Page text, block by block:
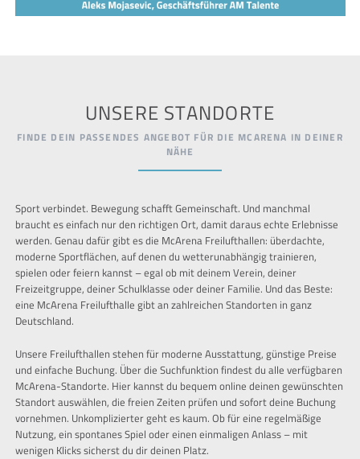
UNSERE STANDORTE
FINDE DEIN PASSENDES ANGEBOT FÜR DIE MCARENA IN DEINER
NÄHE
Sport verbindet. Bewegung schafft Gemeinschaft. Und manchmal
braucht es einfach nur den richtigen Ort, damit daraus echte Erlebnisse
werden. Genau dafür gibt es die McArena Freilufthallen: überdachte,
moderne Sportflächen, auf denen du wetterunabhängig trainieren,
spielen oder feiern kannst – egal ob mit deinem Verein, deiner
Freizeitgruppe, deiner Schulklasse oder deiner Familie. Und das Beste:
eine McArena Freilufthalle gibt an zahlreichen Standorten in ganz
Deutschland.
Unsere Freilufthallen stehen für moderne Ausstattung, günstige Preise
und einfache Buchung. Über die Suchfunktion findest du alle verfügbaren
McArena-Standorte. Hier kannst du bequem online deinen gewünschten
Standort auswählen, die freien Zeiten prüfen und sofort deine Buchung
vornehmen. Unkomplizierter geht es kaum. Ob für eine regelmäßige
Nutzung, ein spontanes Spiel oder einen einmaligen Anlass – mit
wenigen Klicks sicherst du dir deinen Platz.